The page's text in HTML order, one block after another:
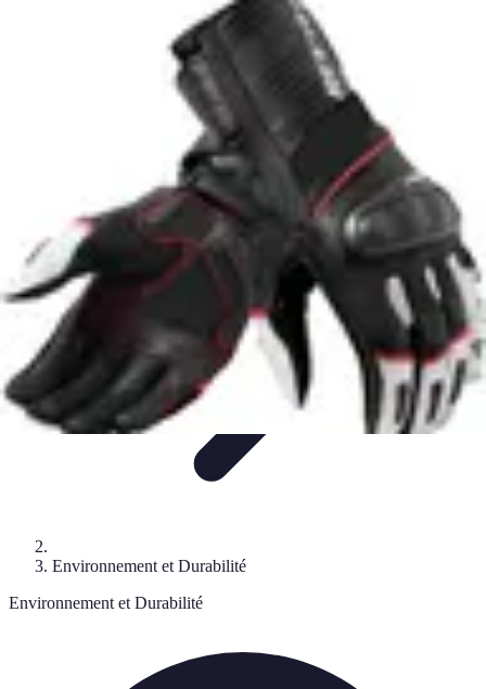
Impact environnemental
Économie et
Utilisation et entretien Pratiques et Conseils
Environnement et Durabilité
Environnement et Durabilité